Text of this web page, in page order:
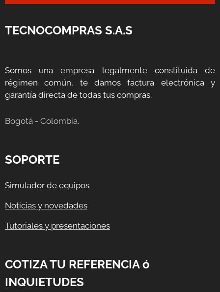
TECNOCOMPRAS S.A.S
Somos una empresa legalmente constituida de
régimen común, te damos factura electrónica y
garantía directa de todas tus compras.
Bogotá - Colombia.
SOPORTE
Simulador de equipos
Noticias y novedades
Tutoriales y presentaciones
COTIZA TU REFERENCIA ó
INQUIETUDES